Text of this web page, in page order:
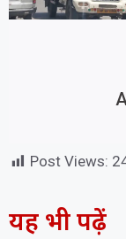
Post Views:
यह भी पढ़ें